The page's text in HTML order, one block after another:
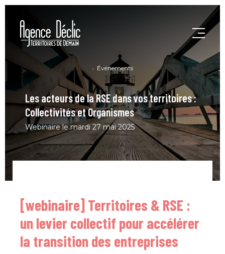
Événements
Les acteurs de la RSE dans vos territoires :
Collectivités et Organismes
Webinaire le mardi 27 mai 2025
[webinaire] Territoires & RSE :
un levier collectif pour accélérer
la transition des entreprises